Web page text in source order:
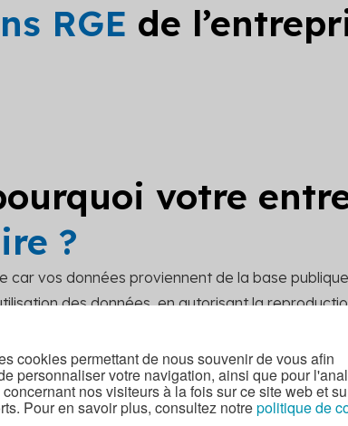
cookies permettant de nous souvenir de vous afin
personnaliser votre navigation, ainsi que pour
nos visiteurs à la fois sur ce site web et
Pour en savoir plus, consultez notrepolitique de
RGE de
votre
?
car vos données proviennent de la base
des données, en autorisant la
jour vos données sur notre site, merci de